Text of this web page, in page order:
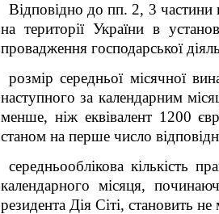
Відповідно до пп. 2, 3
на території України в
провадження господарської
розмір середньої місячної
наступного за календарним
менше, ніж еквівалент 1200
станом на перше число
середньооблікова кількість
календарного місяця,
резидента Дія Сіті, становить